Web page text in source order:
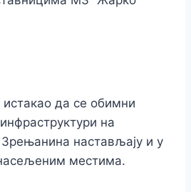
истакао да се обимни
на
Зрењанина настављају и у
местима.